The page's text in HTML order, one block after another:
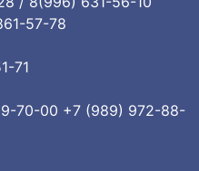
57-78
71
70-00 +7 (989) 972-88-